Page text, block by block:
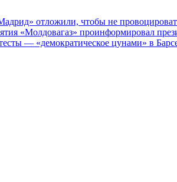
отложили, чтобы не
«Молдовагаз» проинформировал
— «демократическое цунами» в